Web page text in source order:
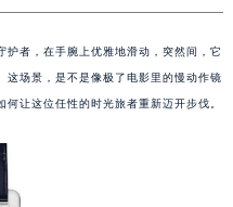
者，在手腕上优雅地滑动，突然间，它
场景，是不是像极了电影里的慢动作镜
让这位任性的时光旅者重新迈开步伐。